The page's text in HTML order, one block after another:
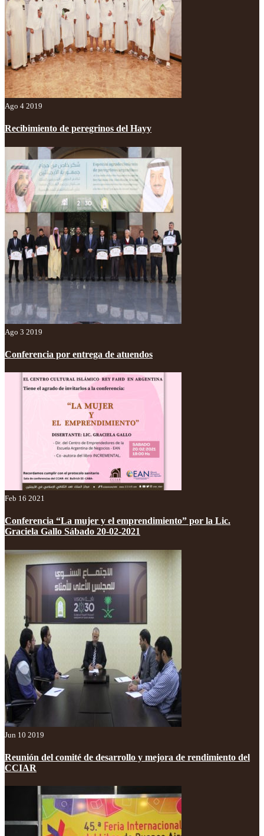
Ago 4 2019
Recibimiento de peregrinos del Hayy
Ago 3 2019
Conferencia por entrega de atuendos
Feb 16 2021
Conferencia “La mujer y el emprendimiento” por la Lic.
Graciela Gallo Sábado 20-02-2021
Jun 10 2019
Reunión del comité de desarrollo y mejora de rendimiento del
CCIAR